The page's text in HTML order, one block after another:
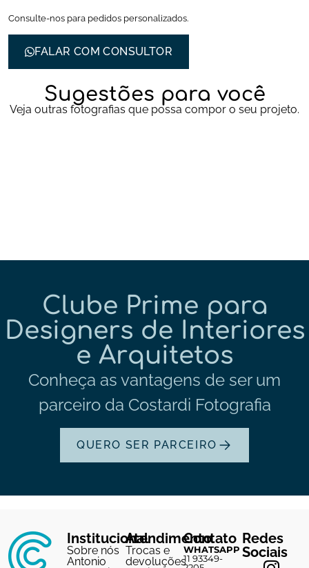
Consulte-nos para pedidos personalizados.
FALAR COM CONSULTOR
Sugestões para você
Veja outras fotografias que possa compor o seu projeto.
Clube Prime para
Designers de Interiores
e Arquitetos
Conheça as vantagens de ser um
parceiro da Costardi Fotografia
QUERO SER PARCEIRO
Institucional
Sobre nós
Antonio
Atendimento
Trocas e
devoluções
Contato
WHATSAPP
11 93349-
Redes
Sociais